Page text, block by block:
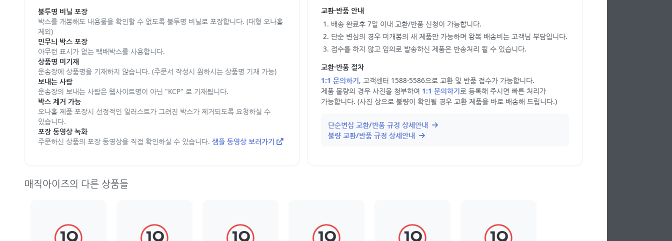
불투명 비닐 포장
박스를 개봉해도 내용물을 확인할 수 없도록 불투명 비닐로 포장합니다. (대형 오나홀
제외)
민무늬 박스 포장
아무런 표시가 없는 택배박스를 사용합니다.
상품명 미기재
운송장에 상품명을 기재하지 않습니다. (주문서 작성시 원하시는 상품명 기재 가능)
보내는 사람
운송장의 보내는 사람은 웹사이트명이 아닌 "KCP" 로 기재됩니다.
박스 제거 가능
오나홀 제품 포장시 선정적인 일러스트가 그려진 박스가 제거되도록 요청하실 수
있습니다.
포장 동영상 녹화
주문하신 상품의 포장 동영상을 직접 확인하실 수 있습니다. 샘플 동영상 보러가기
교환·반품 안내
배송 완료후 7일 이내 교환/반품 신청이 가능합니다.
단순 변심의 경우 미개봉의 새 제품만 가능하며 왕복 배송비는 고객님 부담입니다.
접수를 하지 않고 임의로 발송하신 제품은 반송처리 될 수 있습니다.
교환·반품 절차
1:1 문의하기, 고객센터 1588-5586으로 교환 및 반품 접수가 가능합니다.
제품 불량의 경우 사진을 첨부하여 1:1 문의하기로 등록해 주시면 빠른 처리가
가능합니다. (사진 상으로 불량이 확인될 경우 교환 제품을 바로 배송해 드립니다.)
단순변심 교환/반품 규정 상세안내
불량 교환/반품 규정 상세안내
매직아이즈의 다른 상품들